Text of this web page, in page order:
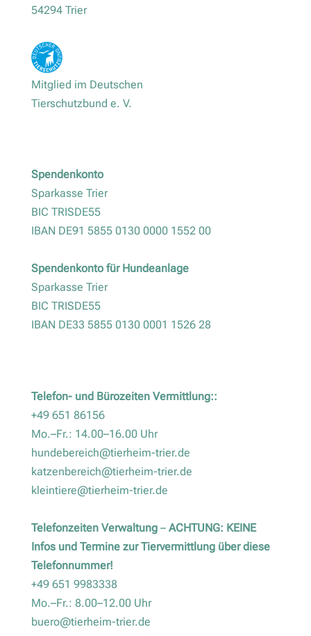
54294 Trier
Mitglied im Deutschen
Tierschutzbund e. V.
Spendenkonto
Sparkasse Trier
BIC TRISDE55
IBAN DE91 5855 0130 0000 1552 00
Spendenkonto für Hundeanlage
Sparkasse Trier
BIC TRISDE55
IBAN DE33 5855 0130 0001 1526 28
Telefon- und Bürozeiten Vermittlung::
+49 651 86156
Mo.–Fr.: 14.00–16.00 Uhr
hundebereich@tierheim-trier.de
katzenbereich@tierheim-trier.de
kleintiere@tierheim-trier.de
Telefonzeiten Verwaltung– ACHTUNG: KEINE
Infos und Termine zur Tiervermittlung über diese
Telefonnummer!
+49 651 9983338
Mo.–Fr.: 8.00–12.00 Uhr
buero@tierheim-trier.de